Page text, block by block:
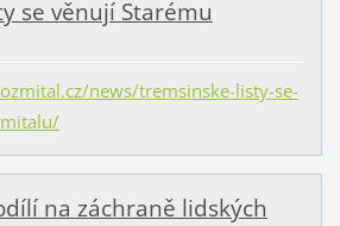
se věnují Starému
news/tremsinske-listy-se-
na záchraně lidských